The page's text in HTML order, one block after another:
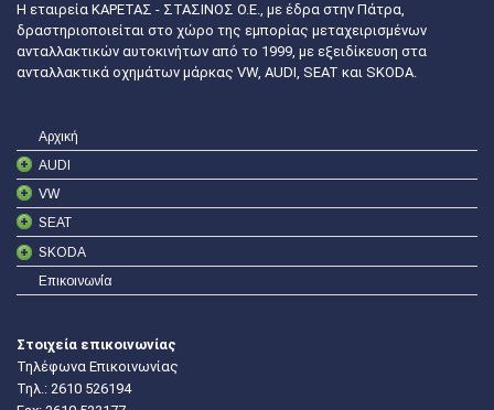
Η εταιρεία ΚΑΡΕΤΑΣ - ΣΤΑΣΙΝΟΣ Ο.Ε., με έδρα στην Πάτρα,
δραστηριοποιείται στο χώρο της εμπορίας μεταχειρισμένων
ανταλλακτικών αυτοκινήτων από το 1999, με εξειδίκευση στα
ανταλλακτικά οχημάτων μάρκας VW, AUDI, SEAT και SKODA.
Αρχική
AUDI
VW
SEAT
SKODA
Επικοινωνία
Στοιχεία επικοινωνίας
Τηλέφωνα Επικοινωνίας
Τηλ.: 2610 526194